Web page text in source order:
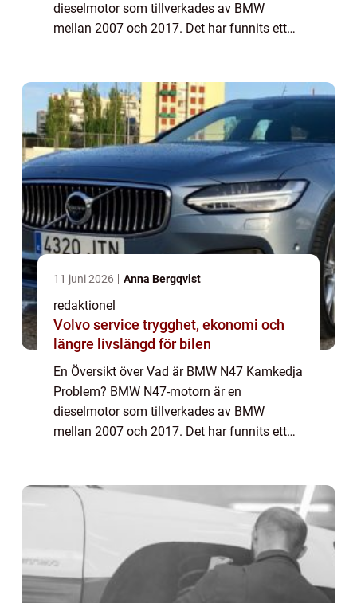
dieselmotor som tillverkades av BMW
mellan 2007 och 2017. Det har funnits ett
bekymmer för ägare av dessa...
11 juni 2026 Anna Bergqvist
redaktionel
Volvo service trygghet, ekonomi och
längre livslängd för bilen
En Översikt över Vad är BMW N47 Kamkedja
Problem? BMW N47-motorn är en
dieselmotor som tillverkades av BMW
mellan 2007 och 2017. Det har funnits ett
bekymmer för ägare av dessa...